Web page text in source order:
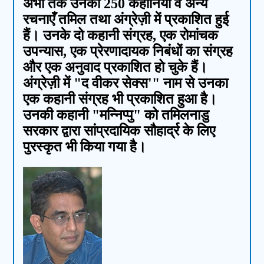
अभी तक उनकी 250 कहानियाँ व अन्य
रचनाएँ तमिल तथा अंग्रेज़ी में प्रकाशित हुई
हैं। उनके दो कहानी संग्रह, एक रोमांचक
उपन्यास, एक प्रेरणादायक निबंधों का संग्रह
और एक अनुवाद प्रकाशित हो चुके हैं।
अंग्रेज़ी में "द वीकर सेक्स'" नाम से उनका
एक कहानी संग्रह भी प्रकाशित हुआ है।
उनकी कहानी "मन्निप्पु" को तमिलनाडु
सरकार द्वारा सांप्रदायिक सौहार्द्र के लिए
पुरस्कृत भी किया गया है।